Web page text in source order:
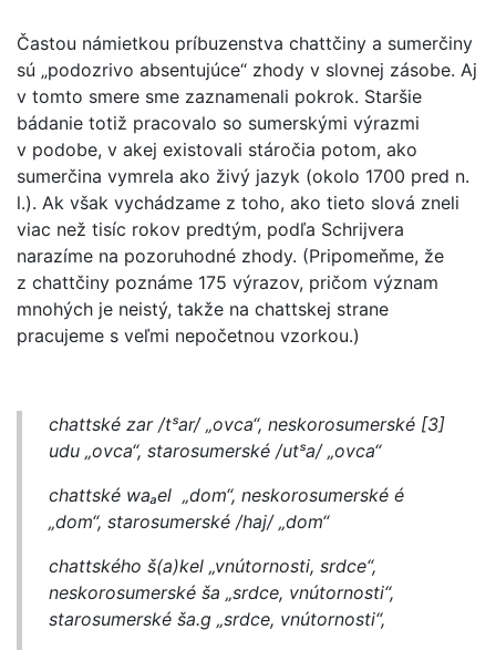
Častou námietkou príbuzenstva chattčiny a sumerčiny
sú „podozrivo absentujúce“ zhody v slovnej zásobe. Aj
v tomto smere sme zaznamenali pokrok. Staršie
bádanie totiž pracovalo so sumerskými výrazmi
v podobe, v akej existovali stáročia potom, ako
sumerčina vymrela ako živý jazyk (okolo 1700 pred n.
l.). Ak však vychádzame z toho, ako tieto slová zneli
viac než tisíc rokov predtým, podľa Schrijvera
narazíme na pozoruhodné zhody. (Pripomeňme, že
z chattčiny poznáme 175 výrazov, pričom význam
mnohých je neistý, takže na chattskej strane
pracujeme s veľmi nepočetnou vzorkou.)
chattské zar /tˢar/ „ovca“, neskorosumerské [3]
udu „ovca“, starosumerské /utˢa/ „ovca“
chattské waₐel „dom“, neskorosumerské é
„dom“, starosumerské /haj/ „dom“
chattského š(a)kel „vnútornosti, srdce“,
neskorosumerské ša „srdce, vnútornosti“,
starosumerské ša.g „srdce, vnútornosti“,